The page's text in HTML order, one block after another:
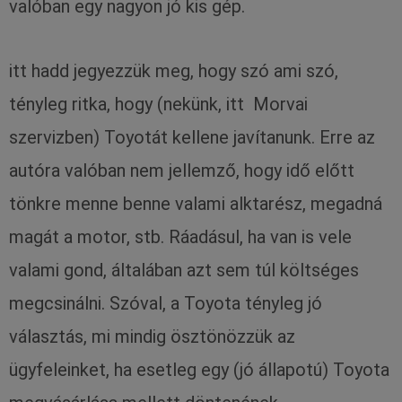
valóban egy nagyon jó kis gép.
itt hadd jegyezzük meg, hogy szó ami szó,
tényleg ritka, hogy (nekünk, itt Morvai
szervizben) Toyotát kellene javítanunk. Erre az
autóra valóban nem jellemző, hogy idő előtt
tönkre menne benne valami alktarész, megadná
magát a motor, stb. Ráadásul, ha van is vele
valami gond, általában azt sem túl költséges
megcsinálni. Szóval, a Toyota tényleg jó
választás, mi mindig ösztönözzük az
ügyfeleinket, ha esetleg egy (jó állapotú) Toyota